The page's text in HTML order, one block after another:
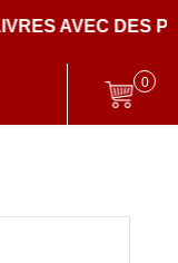
DES PARTIES
0